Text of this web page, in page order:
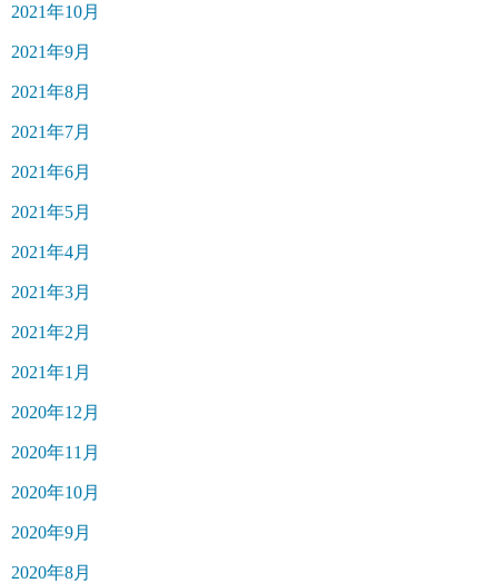
2021年10月
2021年9月
2021年8月
2021年7月
2021年6月
2021年5月
2021年4月
2021年3月
2021年2月
2021年1月
2020年12月
2020年11月
2020年10月
2020年9月
2020年8月